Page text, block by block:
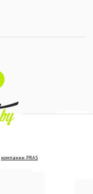
компании PRAS